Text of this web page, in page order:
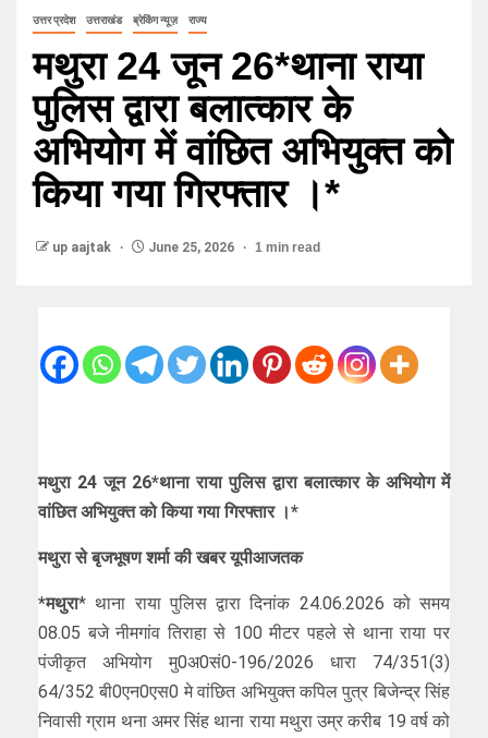
उत्तर प्रदेश उत्तराखंड ब्रेकिंग न्यूज़ राज्य
मथुरा 24 जून 26*थाना राया
पुलिस द्वारा बलात्कार के
अभियोग में वांछित अभियुक्त को
किया गया गिरफ्तार ।*
up aajtak June 25, 2026 1 min read
मथुरा 24 जून 26*थाना राया पुलिस द्वारा बलात्कार के अभियोग में
वांछित अभियुक्त को किया गया गिरफ्तार ।*
मथुरा से बृजभूषण शर्मा की खबर यूपीआजतक
*मथुरा* थाना राया पुलिस द्वारा दिनांक 24.06.2026 को समय
08.05 बजे नीमगांव तिराहा से 100 मीटर पहले से थाना राया पर
पंजीकृत अभियोग मु0अ0सं0-196/2026 धारा 74/351(3)
64/352 बी0एन0एस0 मे वांछित अभियुक्त कपिल पुत्र बिजेन्द्र सिंह
निवासी ग्राम थना अमर सिंह थाना राया मथुरा उम्र करीब 19 वर्ष को